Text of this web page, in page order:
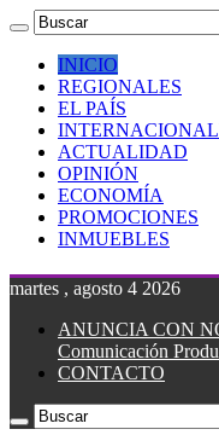
INICIO
REGIONALES
EL PAÍS
ACTUALIDAD
OPINIÓN
ECONOMÍA
PROMOCIONES
INMUEBLES
martes , agosto 4 2026
ANUNCIA CON
Comunicación
CONTACTO